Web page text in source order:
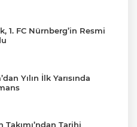
1. FC Nürnberg’in Resmi
Yılın İlk Yarısında
Takımı’ndan Tarihi